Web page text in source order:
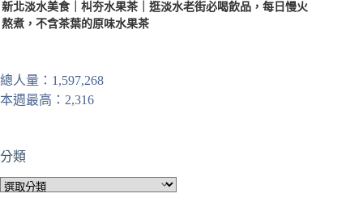
新北淡水美食｜朻夯水果茶｜逛淡水老街必喝飲品，每日慢火
熬煮，不含茶葉的原味水果茶
總人量：1,597,268
本週最高：2,316
分類
分